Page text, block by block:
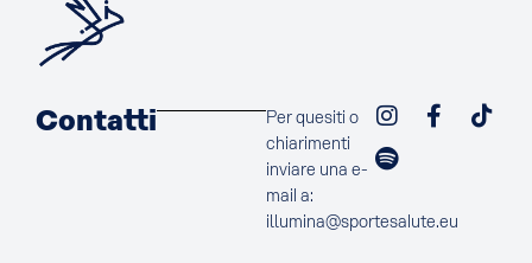
Contatti
Per quesiti o
chiarimenti
inviare una e-
mail a:
illumina@sportesalute.eu